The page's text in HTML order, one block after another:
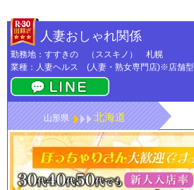
人妻おしゃれ関係
勤務地：すすきの （ススキノ） 札幌
業種：人妻ヘルス (人妻・熟女専門店)※店舗型
山形県 北海道